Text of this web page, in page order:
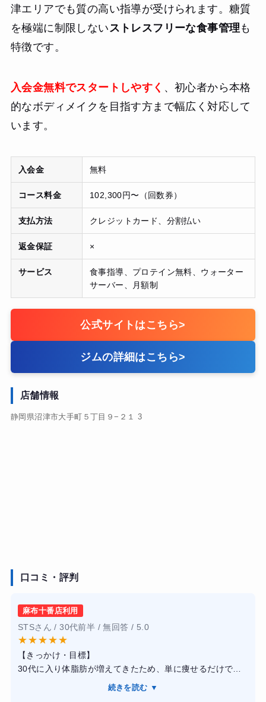
津エリアでも質の高い指導が受けられます。糖質
を極端に制限しないストレスフリーな食事管理 も
特徴です。
入会金無料でスタートしやすく 、初心者から本格
的なボディメイクを目指す方まで幅広く対応して
います。
入会金 無料
コース料金 102,300円〜（回数券）
支払方法 クレジットカード、分割払い
返金保証 ×
サービス
食事指導、プロテイン無料、ウォーター
サーバー、月額制
公式サイトはこちら>
ジムの詳細はこちら>
店舗情報
静岡県沼津市大手町５丁目９−２１ 3
口コミ・評判
麻布十番店利用
STSさん / 30代前半 / 無回答 / 5.0
★★★★★
【きっかけ・目標】
30代に入り体脂肪が増えてきたため、単に痩せるだけでな
く、筋肉をつけてカッコいい体になりたいと思い入会しま
続きを読む ▼